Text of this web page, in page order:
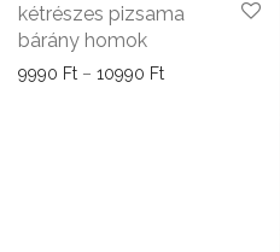
kétrészes pizsama
bárány homok
9990 Ft – 10990 FtÁrtartomány: